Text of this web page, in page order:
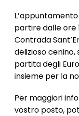
partire dalle ore
Contrada
delizioso
partita degli
insieme per la
Per maggiori
vostro posto,